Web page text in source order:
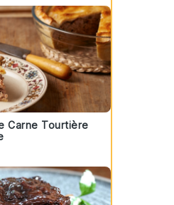
Carne Tourtière